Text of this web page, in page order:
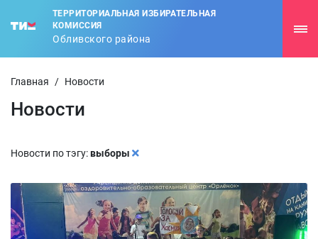
ТЕРРИТОРИАЛЬНАЯ ИЗБИРАТЕЛЬНАЯ
КОМИССИЯ
Обливского района
Главная / Новости
Новости
Новости по тэгу:выборы